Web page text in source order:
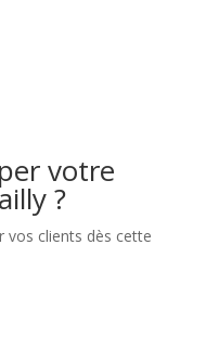
votre
?
vos clients dès cette